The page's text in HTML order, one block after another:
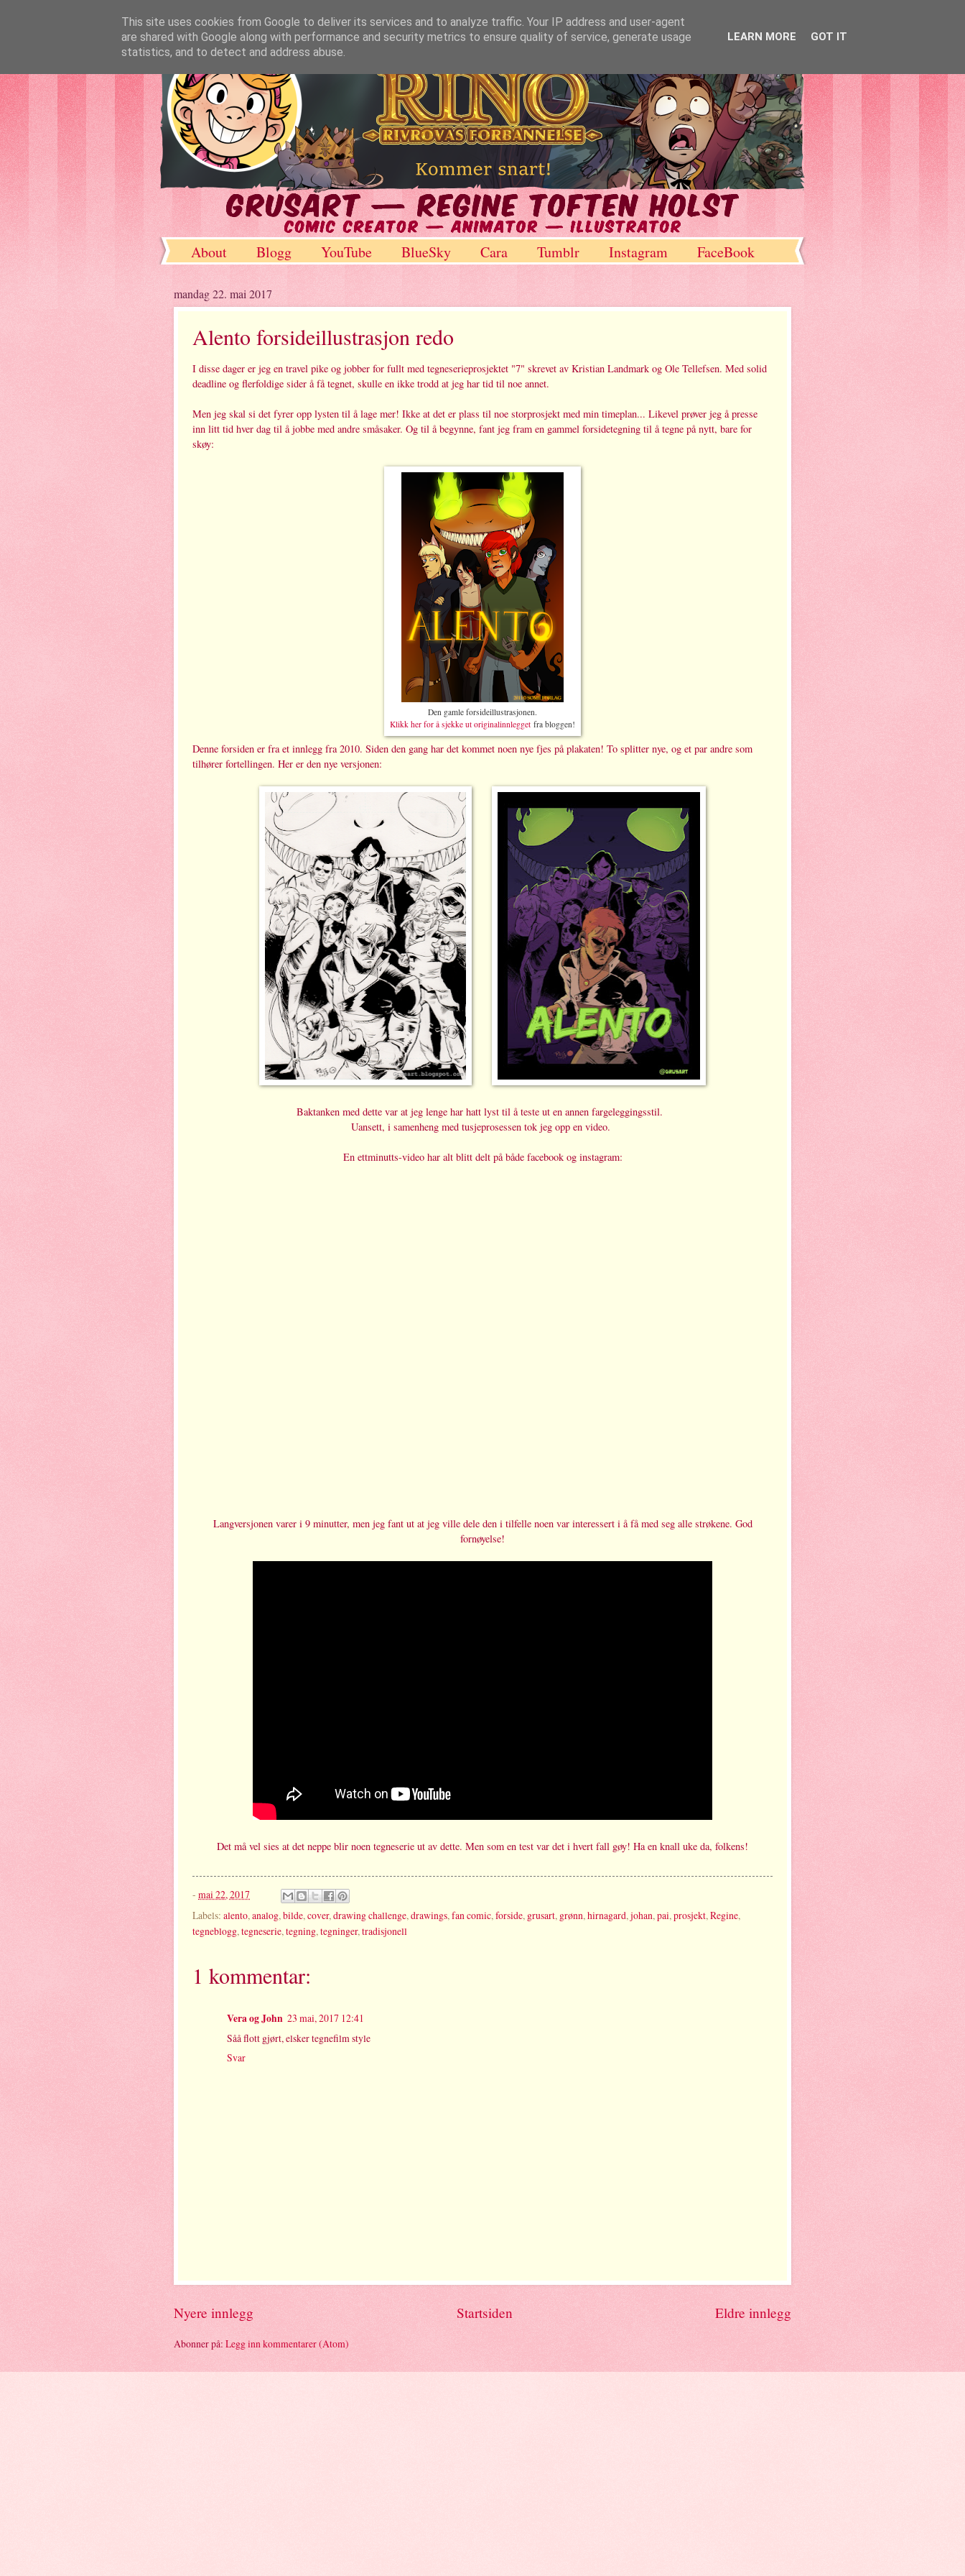
About Blogg YouTube BlueSky Cara Tumblr Instagram
FaceBook
mandag 22. mai 2017
Alento forsideillustrasjon redo
I disse dager er jeg en travel pike og jobber for fullt med tegneserieprosjektet "7" skrevet av Kristian Landmark og Ole Tellefsen. Med solid
deadline og flerfoldige sider å få tegnet, skulle en ikke trodd at jeg har tid til noe annet.
Men jeg skal si det fyrer opp lysten til å lage mer! Ikke at det er plass til noe storprosjekt med min timeplan... Likevel prøver jeg å presse
inn litt tid hver dag til å jobbe med andre småsaker. Og til å begynne, fant jeg fram en gammel forsidetegning til å tegne på nytt, bare for
skøy:
Den gamle forsideillustrasjonen.
Klikk her for å sjekke ut originalinnlegget fra bloggen!
Denne forsiden er fra et innlegg fra 2010. Siden den gang har det kommet noen nye fjes på plakaten! To splitter nye, og et par andre som
tilhører fortellingen. Her er den nye versjonen:
Baktanken med dette var at jeg lenge har hatt lyst til å teste ut en annen fargeleggingsstil.
Uansett, i samenheng med tusjeprosessen tok jeg opp en video.
En ettminutts-video har alt blitt delt på både facebook og instagram:
Langversjonen varer i 9 minutter, men jeg fant ut at jeg ville dele den i tilfelle noen var interessert i å få med seg alle strøkene. God
fornøyelse!
Det må vel sies at det neppe blir noen tegneserie ut av dette. Men som en test var det i hvert fall gøy! Ha en knall uke da, folkens!
- mai 22, 2017
Labels: alento,analog,bilde,cover,drawing challenge,drawings,fan comic,forside, grusart, grønn,hirnagard,johan,pai,prosjekt,Regine,
tegneblogg,tegneserie,tegning,tegninger,tradisjonell
1 kommentar:
Vera og John 23 mai, 2017 12:41
Såå flott gjørt, elsker tegnefilm style
Svar
Nyere innlegg Eldre innlegg
Startsiden
Abonner på: Legg inn kommentarer (Atom)
This site uses cookies from Google to deliver its services and to analyze traffic. Your IP address and user-agent
are shared with Google along with performance and security metrics to ensure quality of service, generate usage
statistics, and to detect and address abuse.
LEARN MORE GOT IT